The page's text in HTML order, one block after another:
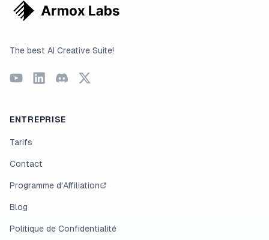
The best AI Creative Suite!
ENTREPRISE
Tarifs
Contact
Programme d'Affiliation
Blog
Politique de Confidentialité